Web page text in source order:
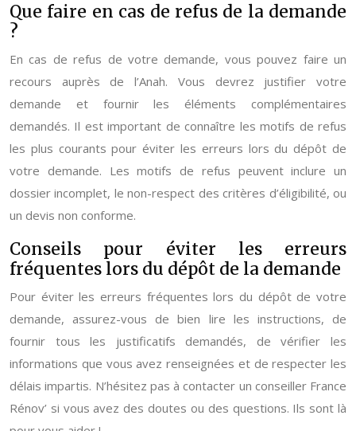
Que faire en cas de refus de la demande
?
En cas de refus de votre demande, vous pouvez faire un
recours auprès de l’Anah. Vous devrez justifier votre
demande et fournir les éléments complémentaires
demandés. Il est important de connaître les motifs de refus
les plus courants pour éviter les erreurs lors du dépôt de
votre demande. Les motifs de refus peuvent inclure un
dossier incomplet, le non-respect des critères d’éligibilité, ou
un devis non conforme.
Conseils pour éviter les erreurs
fréquentes lors du dépôt de la demande
Pour éviter les erreurs fréquentes lors du dépôt de votre
demande, assurez-vous de bien lire les instructions, de
fournir tous les justificatifs demandés, de vérifier les
informations que vous avez renseignées et de respecter les
délais impartis. N’hésitez pas à contacter un conseiller France
Rénov’ si vous avez des doutes ou des questions. Ils sont là